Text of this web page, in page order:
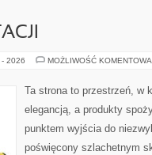
- 2026 MOŻLIWOŚĆ
Ta strona to przestrzeń, w
elegancją, a produkty
punktem wyjścia do
poświęcony szlachetnym